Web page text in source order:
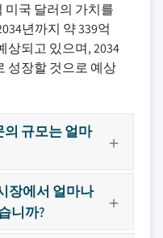
미국 달러의 가치를
년까지 약 339억
상되고 있으며, 2034
성장할 것으로 예상
의 규모는 얼마
장에서 얼마나
니까?